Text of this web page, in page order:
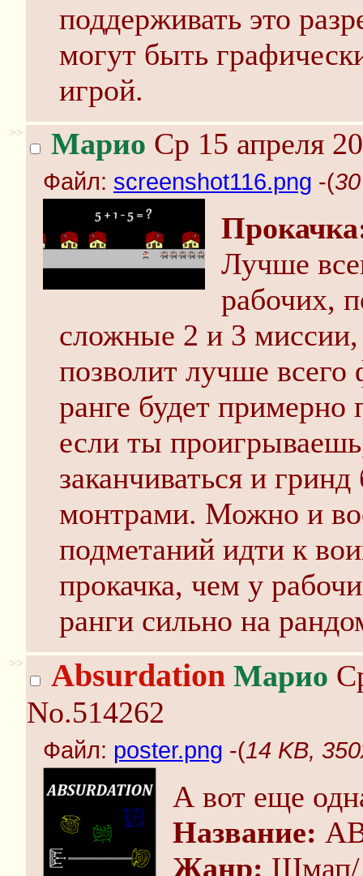
поддерживать это
могут быть
игрой.
>> Марио Ср 15 апреля
Файл: screenshot116.png -(
Лучше
рабочих,
сложные 2 и 3 миссии,
позволит лучше
ранге будет
если ты
заканчиваться и
монтрами. Можно и
подметаний идти к
прокачка, чем у
ранги сильно на
>> Absurdation Марио
No.514262
Файл: poster.png -(14 KB,
А вот еще
Название:
Жанр: Шмап/